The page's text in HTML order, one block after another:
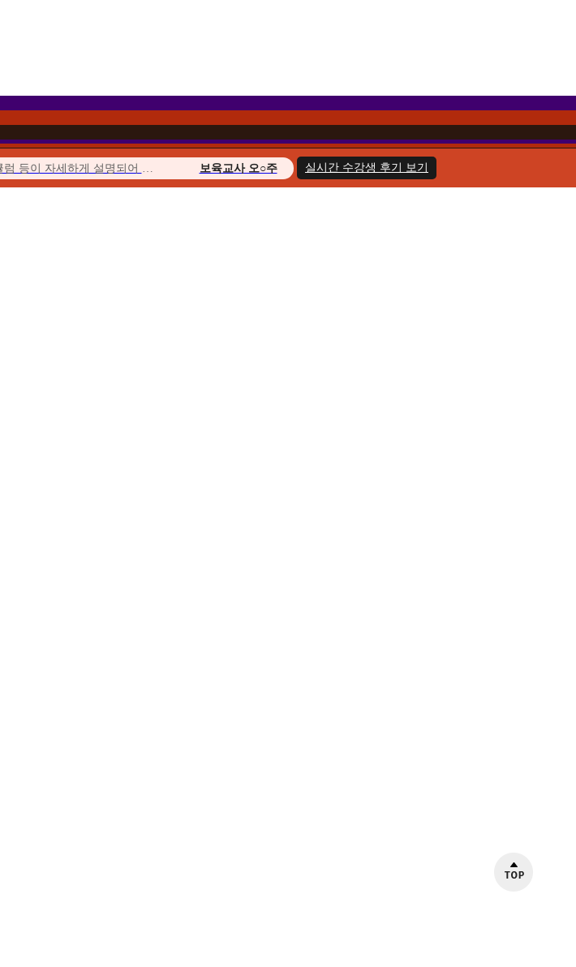
보육교사 오○주
이벤트를 통해 합리적인 가격에 수강할 수 있었고 강의의 질 또한 우수하여...
경영학 이○헌
실시간 수강생 후기 보기